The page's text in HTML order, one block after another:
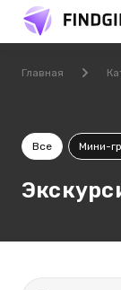
Главная
Все Мини-